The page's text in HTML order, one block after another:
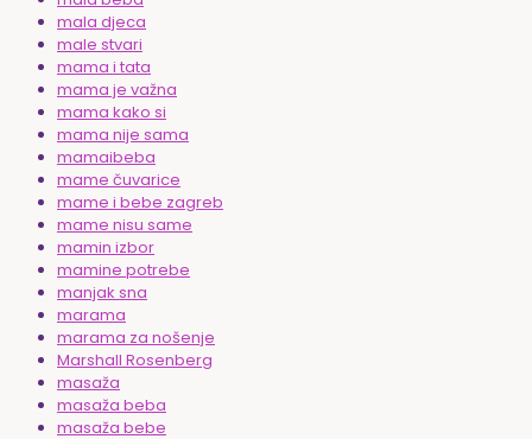
mala djeca
male stvari
mama i tata
mama je važna
mama kako si
mama nije sama
mamaibeba
mame čuvarice
mame i bebe zagreb
mame nisu same
mamin izbor
mamine potrebe
manjak sna
marama
marama za nošenje
Marshall Rosenberg
masaža
masaža beba
masaža bebe